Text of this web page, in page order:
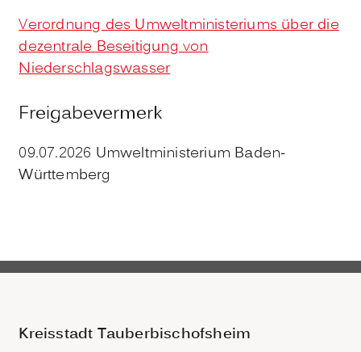
Verordnung des Umweltministeriums über die
dezentrale Beseitigung von
Niederschlagswasser
Freigabevermerk
09.07.2026 Umweltministerium Baden-
Württemberg
Kreisstadt Tauberbischofsheim